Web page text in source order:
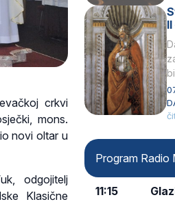
crkvi
mons.
novi oltar u
odgojitelj
Klasične
Program Radio
11:15